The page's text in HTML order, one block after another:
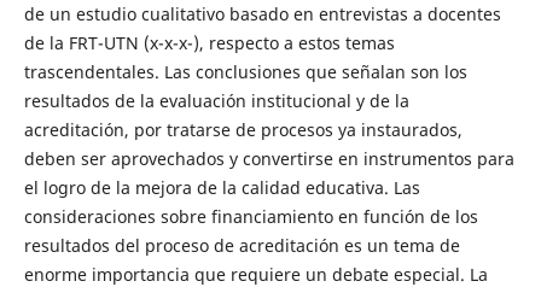
de un estudio cualitativo basado en entrevistas a docentes
de la FRT-UTN (x-x-x-), respecto a estos temas
trascendentales. Las conclusiones que señalan son los
resultados de la evaluación institucional y de la
acreditación, por tratarse de procesos ya instaurados,
deben ser aprovechados y convertirse en instrumentos para
el logro de la mejora de la calidad educativa. Las
consideraciones sobre financiamiento en función de los
resultados del proceso de acreditación es un tema de
enorme importancia que requiere un debate especial. La